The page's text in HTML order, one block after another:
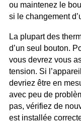
ou maintenez le
si le changement
La plupart des
d’un seul bouton.
vous devrez vous
tension. Si
devriez être en
avec peu de
pas, vérifiez de
est installée